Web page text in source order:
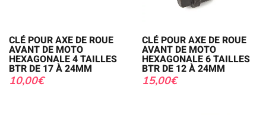
CLÉ POUR AXE DE ROUE
AVANT DE MOTO
HEXAGONALE 4 TAILLES
BTR DE 17 À 24MM
10,00€
CLÉ POUR AXE DE ROUE
AVANT DE MOTO
HEXAGONALE 6 TAILLES
BTR DE 12 À 24MM
15,00€